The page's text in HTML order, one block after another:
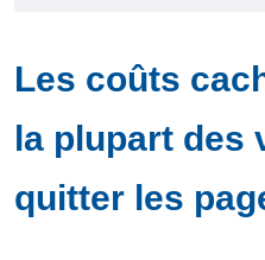
Les coûts
la plupart des
quitter les